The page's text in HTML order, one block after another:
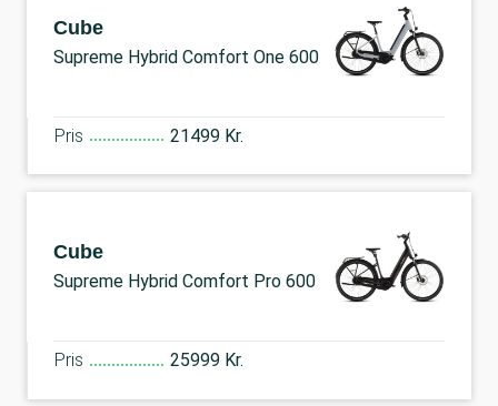
Cube
Supreme Hybrid Comfort One 600
Pris 21499 Kr.
Cube
Supreme Hybrid Comfort Pro 600
Pris 25999 Kr.